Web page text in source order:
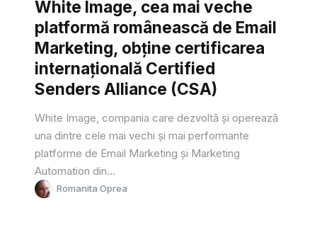
White Image, cea mai veche
platformă românească de Email
Marketing, obține certificarea
internațională Certified
Senders Alliance (CSA)
White Image, compania care dezvoltă și operează
una dintre cele mai vechi și mai performante
platforme de Email Marketing și Marketing
Automation din...
Romanita Oprea